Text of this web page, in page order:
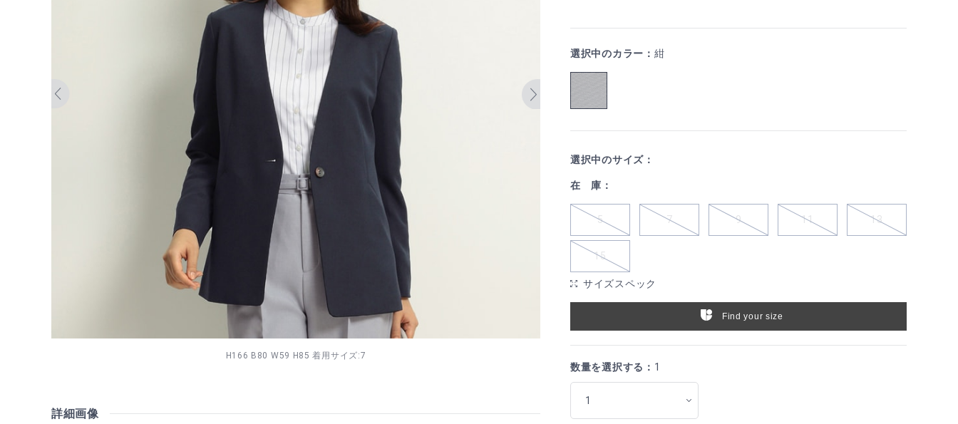
H166 B80 W59 H85 着用サイズ:7
詳細画像
選択中のカラー： 紺
選択中のサイズ：
在 庫：
5 7 9 11 13
15
サイズスペック
Find your size
数量を選択する： 1